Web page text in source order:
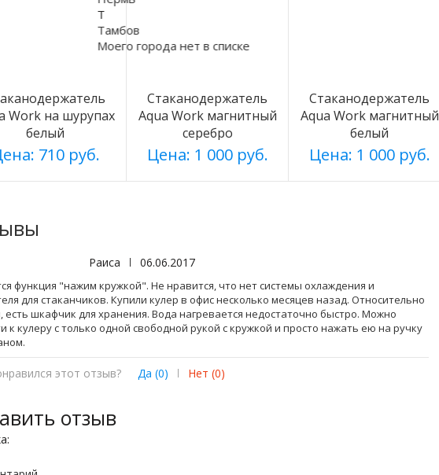
Work на шурупах
белый
710 руб.
Стаканодержатель
Aqua Work магнитный
серебро
Цена: 1 000 руб.
Стаканодержатель
Aqua Work магнитный
белый
Цена: 1 000 руб.
Раиса | 06.06.2017
функция "нажим кружкой". Не нравится, что нет системы охлаждения и
для стаканчиков. Купили кулер в офис несколько месяцев назад. Относительно
есть шкафчик для хранения. Вода нагревается недостаточно быстро. Можно
к кулеру с только одной свободной рукой с кружкой и просто нажать ею на ручку
этот отзыв? Да (0) | Нет (0)
отзыв
Т
Тамбов
Моего города нет в списке